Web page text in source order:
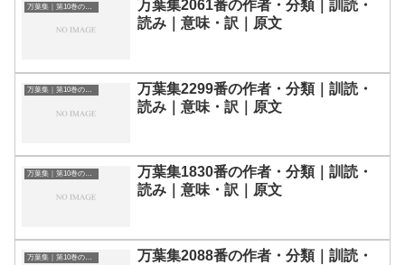
万葉集｜第10巻の和歌一覧
万葉集2061番の作者・分類｜訓読・
読み｜意味・訳｜原文
万葉集｜第10巻の和歌一覧
万葉集2299番の作者・分類｜訓読・
読み｜意味・訳｜原文
万葉集｜第10巻の和歌一覧
万葉集1830番の作者・分類｜訓読・
読み｜意味・訳｜原文
万葉集｜第10巻の和歌一覧
万葉集2088番の作者・分類｜訓読・